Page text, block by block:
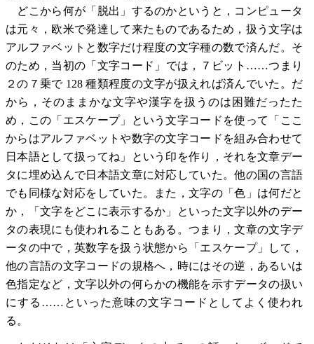
どこから何が「脱出」するのかというと，コンピュータ
は元々，欧米で発達して来たものであるため，扱う文字は
アルファベットと数字だけ程度の文字種の数で済んだ。そ
のため，当初の「文字コード」では，７ビット……つまり
２の７乗で 128 種類程度の文字が扱えれば済んでいた。だ
から，そのままかな文字や漢字を扱うのは困難だったた
め，この「エスケープ」という文字コードを使って「ここ
からはアルファベットや数字の文字コードを組み合わせて
日本語として扱ってね」という印を作り，それを文章デー
タに埋め込んで日本語文章に対応していた。他の国の言語
でも同様な対応をしていた。また，文字の「色」は何だと
か，「文字をどこに表示するか」といった文字以外のデー
タの表現にも使われることもある。つまり，文章の文字デ
ータの中で，英数字を扱う状態から「エスケープ」して，
他の言語の文字コードの規格へ，時にはその逆，あるいは
色指定など，文字以外の何らかの機能を示すデータの扱い
にする……といった意味の文字コードとしてよく使われ
る。